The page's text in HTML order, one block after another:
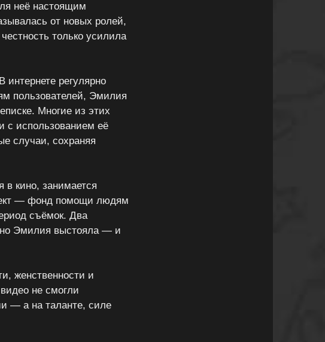
неё настоящим
от новых ролей,
только усилила
интернете регулярно
пользователей, Эмилия
Многие из этих
с использованием её
случаи, сохраняя
в кино, занимается
— фонд помощи людям
съёмок. Два
но Эмилия выстояла — и
женственности и
не смогли
— а на таланте, силе